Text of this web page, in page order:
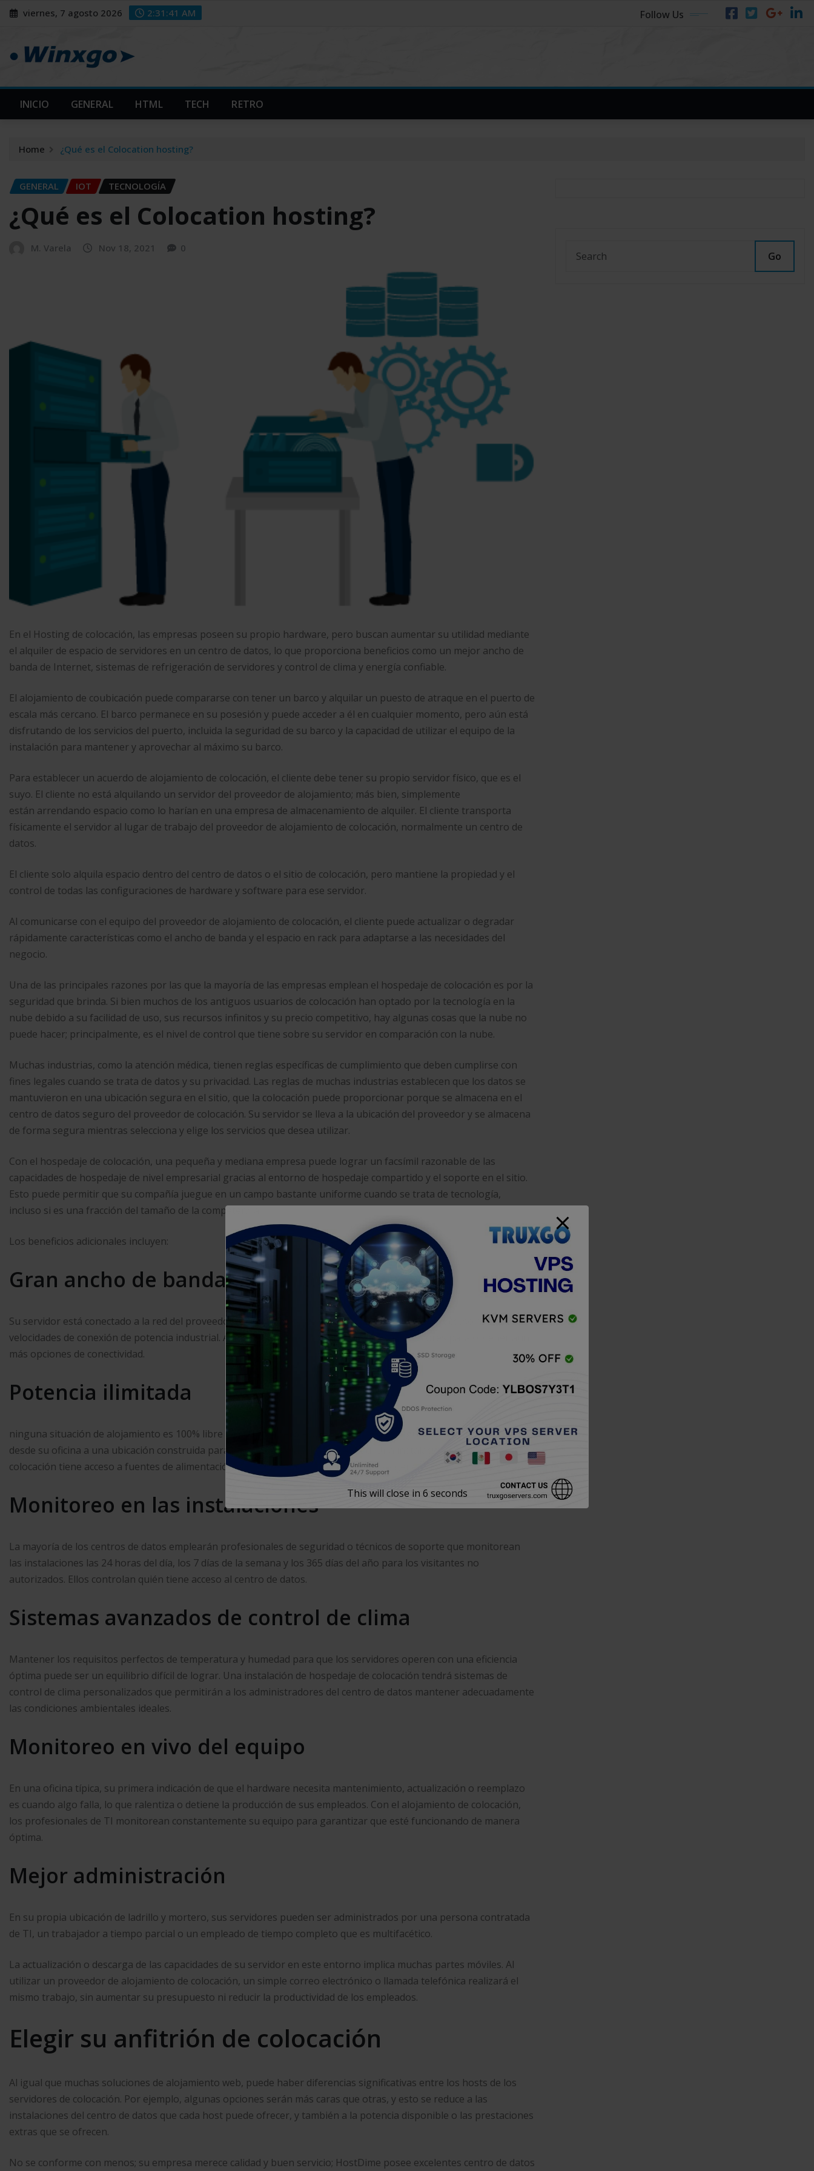
Skip viernes, 7 agosto 2026 2:31:42 AM Follow Us
INICIO GENERAL HTML TECH RETRO
Home ¿Qué es el Colocation hosting?
GENERAL IOT TECNOLOGÍA
¿Qué es el Colocation hosting?
M. Varela Nov 18, 2021 0
En el Hosting de colocación, las empresas poseen su propio hardware, pero buscan aumentar su utilidad mediante
el alquiler de espacio de servidores en un centro de datos, lo que proporciona beneficios como un mejor ancho de
banda de Internet, sistemas de refrigeración de servidores y control de clima y energía confiable.
El alojamiento de coubicación puede compararse con tener un barco y alquilar un puesto de atraque en el puerto de
escala más cercano. El barco permanece en su posesión y puede acceder a él en cualquier momento, pero aún está
disfrutando de los servicios del puerto, incluida la seguridad de su barco y la capacidad de utilizar el equipo de la
instalación para mantener y aprovechar al máximo su barco.
Para establecer un acuerdo de alojamiento de colocación, el cliente debe tener su propio servidor físico, que es el
suyo. El cliente no está alquilando un servidor del proveedor de alojamiento; más bien, simplemente
están arrendando espacio como lo harían en una empresa de almacenamiento de alquiler. El cliente transporta
físicamente el servidor al lugar de trabajo del proveedor de alojamiento de colocación, normalmente un centro de
datos.
El cliente solo alquila espacio dentro del centro de datos o el sitio de colocación, pero mantiene la propiedad y el
control de todas las configuraciones de hardware y software para ese servidor.
Al comunicarse con el equipo del proveedor de alojamiento de colocación, el cliente puede actualizar o degradar
rápidamente características como el ancho de banda y el espacio en rack para adaptarse a las necesidades del
negocio.
Una de las principales razones por las que la mayoría de las empresas emplean el hospedaje de colocación es por la
seguridad que brinda. Si bien muchos de los antiguos usuarios de colocación han optado por la tecnología en la
nube debido a su facilidad de uso, sus recursos infinitos y su precio competitivo, hay algunas cosas que la nube no
puede hacer; principalmente, es el nivel de control que tiene sobre su servidor en comparación con la nube.
Muchas industrias, como la atención médica, tienen reglas específicas de cumplimiento que deben cumplirse con
fines legales cuando se trata de datos y su privacidad. Las reglas de muchas industrias establecen que los datos se
mantuvieron en una ubicación segura en el sitio, que la colocación puede proporcionar porque se almacena en el
centro de datos seguro del proveedor de colocación. Su servidor se lleva a la ubicación del proveedor y se almacena
de forma segura mientras selecciona y elige los servicios que desea utilizar.
Con el hospedaje de colocación, una pequeña y mediana empresa puede lograr un facsímil razonable de las
capacidades de hospedaje de nivel empresarial gracias al entorno de hospedaje compartido y el soporte en el sitio.
Esto puede permitir que su compañía juegue en un campo bastante uniforme cuando se trata de tecnología,
incluso si es una fracción del tamaño de la competencia.
Los beneficios adicionales incluyen:
Gran ancho de banda y baja latencia
Su servidor está conectado a la red del proveedor de alojamiento de colocación, lo que le brinda acceso a
velocidades de conexión de potencia industrial. Además, puede contratar a terceros proveedores para obtener aún
más opciones de conectividad.
Potencia ilimitada
ninguna situación de alojamiento es 100% libre de riesgos, pero está transfiriendo la seguridad de su servidor
desde su oficina a una ubicación construida para evitar la pérdida de electricidad. Una instalación de hospedaje de
colocación tiene acceso a fuentes de alimentación constantes, baterías de respaldo y generadores.
Monitoreo en las instalaciones
La mayoría de los centros de datos emplearán profesionales de seguridad o técnicos de soporte que monitorean
las instalaciones las 24 horas del día, los 7 días de la semana y los 365 días del año para los visitantes no
autorizados. Ellos controlan quién tiene acceso al centro de datos.
Sistemas avanzados de control de clima
Mantener los requisitos perfectos de temperatura y humedad para que los servidores operen con una eficiencia
óptima puede ser un equilibrio difícil de lograr. Una instalación de hospedaje de colocación tendrá sistemas de
control de clima personalizados que permitirán a los administradores del centro de datos mantener adecuadamente
las condiciones ambientales ideales.
Monitoreo en vivo del equipo
En una oficina típica, su primera indicación de que el hardware necesita mantenimiento, actualización o reemplazo
es cuando algo falla, lo que ralentiza o detiene la producción de sus empleados. Con el alojamiento de colocación,
los profesionales de TI monitorean constantemente su equipo para garantizar que esté funcionando de manera
óptima.
Mejor administración
En su propia ubicación de ladrillo y mortero, sus servidores pueden ser administrados por una persona contratada
de TI, un trabajador a tiempo parcial o un empleado de tiempo completo que es multifacético.
La actualización o descarga de las capacidades de su servidor en este entorno implica muchas partes móviles. Al
utilizar un proveedor de alojamiento de colocación, un simple correo electrónico o llamada telefónica realizará el
mismo trabajo, sin aumentar su presupuesto ni reducir la productividad de los empleados.
Elegir su anfitrión de colocación
Al igual que muchas soluciones de alojamiento web, puede haber diferencias significativas entre los hosts de los
servidores de colocación. Por ejemplo, algunas opciones serán más caras que otras, y esto se reduce a las
instalaciones del centro de datos que cada host puede ofrecer, y también a la potencia disponible o las prestaciones
extras que se ofrecen.
No se conforme con menos; su empresa merece calidad y buen servicio; HostDime posee excelentes centro de datos
Go
modal-check
This will close in 5 seconds
modal-check